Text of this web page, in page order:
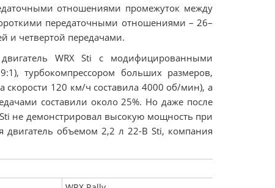
отношениями промежуток между
передаточными отношениями – 26–
и четвертой передачами.
WRX Sti с модифицированными
турбокомпрессором больших размеров,
120 км/ч составила 4000 об/мин), а
составили около 25%. Но даже после
не демонстрировал высокую мощность при
двигатель объемом 2,2 л 22-В Sti, компания